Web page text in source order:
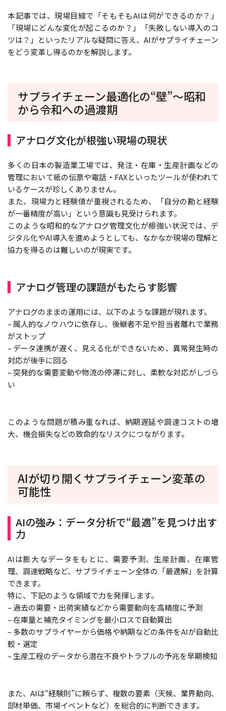
本記事では、現場目線で「そもそもAIは何ができるのか？」
「現場にどんな変化が起こるのか？」「失敗しない導入のコ
ツは？」といったリアルな疑問に答え、AIがサプライチェーン
をどう変革し得るのかを解説します。
サプライチェーン最適化の“壁”～昭和
から令和への過渡期
アナログ文化が根強い現場の現状
多くの日本の製造業工場では、発注・在庫・生産計画などの
管理において紙の伝票や電話・FAXといったツールが使われて
いるケースが珍しくありません。
また、現場力と経験値が重視されるため、「自分の勘と経験
が一番精度が高い」という意識も見受けられます。
このような昭和的なアナログ管理文化が根強い状況では、デ
ジタル化やAI導入を進めようとしても、なかなか現場の理解と
協力を得るのは難しいのが現実です。
アナログ管理の課題がもたらす影響
アナログのままの運用には、以下のような課題が現れます。
– 属人的なノウハウに依存し、後継者不足や担当者離れで業務
がストップ
– データ連携が遅く、見える化ができないため、異常発生時の
対応が後手に回る
– 突発的な需要変動や物流の停滞に対し、柔軟な対応がしづら
い
このような問題が積み重なれば、納期遅延や調達コストの増
大、機会損失などの致命的なリスクにつながります。
AIが切り開くサプライチェーン変革の
可能性
AIの強み：データ分析で“最適”を見つけ出す
力
AIは膨大なデータをもとに、需要予測、生産計画、在庫管
理、調達戦略など、サプライチェーン全体の「最適解」を計算
できます。
特に、下記のような領域で力を発揮します。
– 過去の需要・出荷実績などから需要動向を高精度に予測
– 在庫量と補充タイミングを最小ロスで自動算出
– 多数のサプライヤーから価格や納期などの条件をAIが自動比
較・選定
– 生産工程のデータから潜在不良やトラブルの予兆を早期検知
また、AIは“経験則”に頼らず、複数の要素（天候、業界動向、
部材単価、市場イベントなど）を総合的に判断できます。